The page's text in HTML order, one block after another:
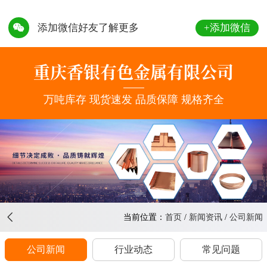
添加微信好友了解更多 +添加微信
重庆香银有色金属有限公司
万吨库存 现货速发 品质保障 规格齐全
当前位置： 首页 / 新闻资讯 / 公司新闻
公司新闻 行业动态 常见问题